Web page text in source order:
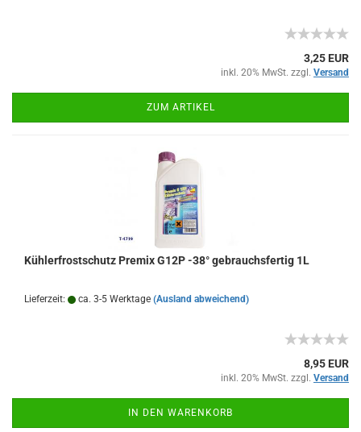
3,25 EUR
inkl. 20% MwSt. zzgl. Versand
ZUM ARTIKEL
Kühlerfrostschutz Premix G12P -38° gebrauchsfertig 1L
Lieferzeit: ca. 3-5 Werktage (Ausland abweichend)
8,95 EUR
inkl. 20% MwSt. zzgl. Versand
IN DEN WARENKORB